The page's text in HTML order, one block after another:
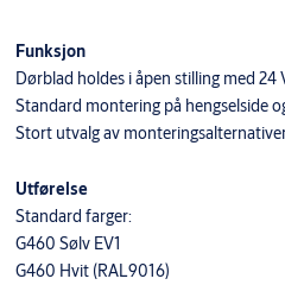
Funksjon
Dørblad holdes i åpen stilling med 24
Standard montering på hengselside
Stort utvalg av
Utførelse
Standard farger:
G460 Sølv EV1
G460 Hvit (RAL9016)